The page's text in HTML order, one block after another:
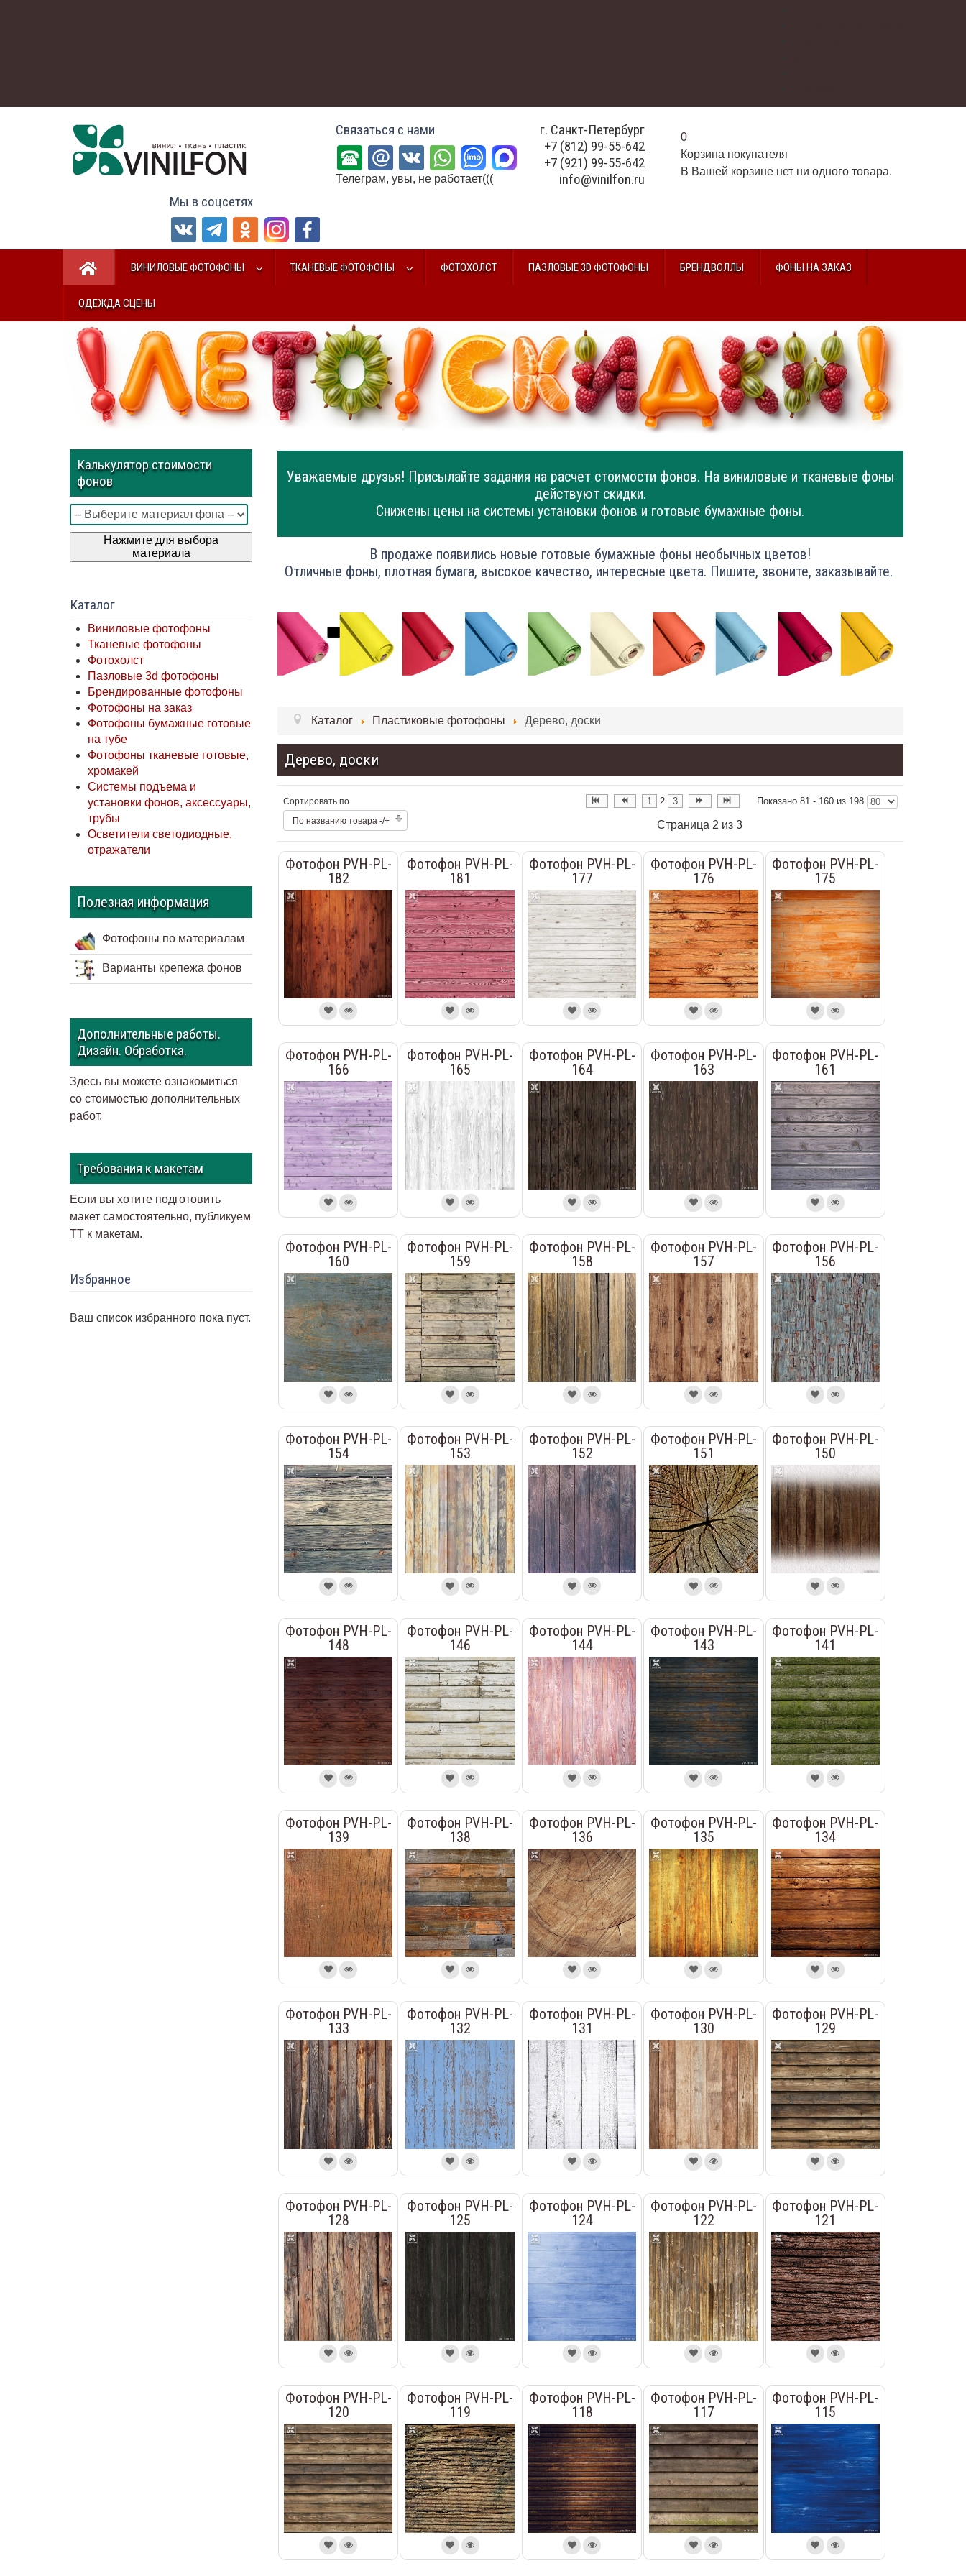
0
Корзина покупателя
В Вашей корзине нет ни одного товара.
г. Санкт-Петербург
+7 (812) 99-55-642
+7 (921) 99-55-642
info@vinilfon.ru
Связаться с нами
Телеграм, увы, не работает(((
Мы в соцсетях
ВИНИЛОВЫЕ ФОТОФОНЫ ТКАНЕВЫЕ ФОТОФОНЫ ФОТОХОЛСТ ПАЗЛОВЫЕ 3D ФОТОФОНЫ БРЕНДВОЛЛЫ ФОНЫ НА ЗАКАЗ
ОДЕЖДА СЦЕНЫ
Калькулятор стоимости
фонов
Нажмите для выбора
материала
Каталог
Виниловые фотофоны
Тканевые фотофоны
Фотохолст
Пазловые 3d фотофоны
Брендированные фотофоны
Фотофоны на заказ
Фотофоны бумажные готовые
на тубе
Фотофоны тканевые готовые,
хромакей
Системы подъема и
установки фонов, аксессуары,
трубы
Осветители светодиодные,
отражатели
Полезная информация
Фотофоны по материалам
Варианты крепежа фонов
Дополнительные работы.
Дизайн. Обработка.
Здесь вы можете ознакомиться
со стоимостью дополнительных
работ.
Требования к макетам
Если вы хотите подготовить
макет самостоятельно, публикуем
ТТ к макетам.
Избранное
Ваш список избранного пока пуст.
Уважаемые друзья! Присылайте задания на расчет стоимости фонов. На виниловые и тканевые фоны
действуют скидки.
Снижены цены на системы установки фонов и готовые бумажные фоны.
В продаже появились новые готовые бумажные фоны необычных цветов!
Отличные фоны, плотная бумага, высокое качество, интересные цвета. Пишите, звоните, заказывайте.
Каталог Пластиковые фотофоны Дерево, доски
Дерево, доски
Сортировать по
По названию товара -/+
Показано 81 - 160 из 198
1 2 3
Страница 2 из 3
Фотофон PVH-PL-
182
Фотофон PVH-PL-
181
Фотофон PVH-PL-
177
Фотофон PVH-PL-
176
Фотофон PVH-PL-
175
Фотофон PVH-PL-
166
Фотофон PVH-PL-
165
Фотофон PVH-PL-
164
Фотофон PVH-PL-
163
Фотофон PVH-PL-
161
Фотофон PVH-PL-
160
Фотофон PVH-PL-
159
Фотофон PVH-PL-
158
Фотофон PVH-PL-
157
Фотофон PVH-PL-
156
Фотофон PVH-PL-
154
Фотофон PVH-PL-
153
Фотофон PVH-PL-
152
Фотофон PVH-PL-
151
Фотофон PVH-PL-
150
Фотофон PVH-PL-
148
Фотофон PVH-PL-
146
Фотофон PVH-PL-
144
Фотофон PVH-PL-
143
Фотофон PVH-PL-
141
Фотофон PVH-PL-
139
Фотофон PVH-PL-
138
Фотофон PVH-PL-
136
Фотофон PVH-PL-
135
Фотофон PVH-PL-
134
Фотофон PVH-PL-
133
Фотофон PVH-PL-
132
Фотофон PVH-PL-
131
Фотофон PVH-PL-
130
Фотофон PVH-PL-
129
Фотофон PVH-PL-
128
Фотофон PVH-PL-
125
Фотофон PVH-PL-
124
Фотофон PVH-PL-
122
Фотофон PVH-PL-
121
Фотофон PVH-PL-
120
Фотофон PVH-PL-
119
Фотофон PVH-PL-
118
Фотофон PVH-PL-
117
Фотофон PVH-PL-
115